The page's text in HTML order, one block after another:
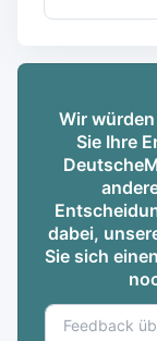
Wir
Sie Ihre
dabei,
Sie sich